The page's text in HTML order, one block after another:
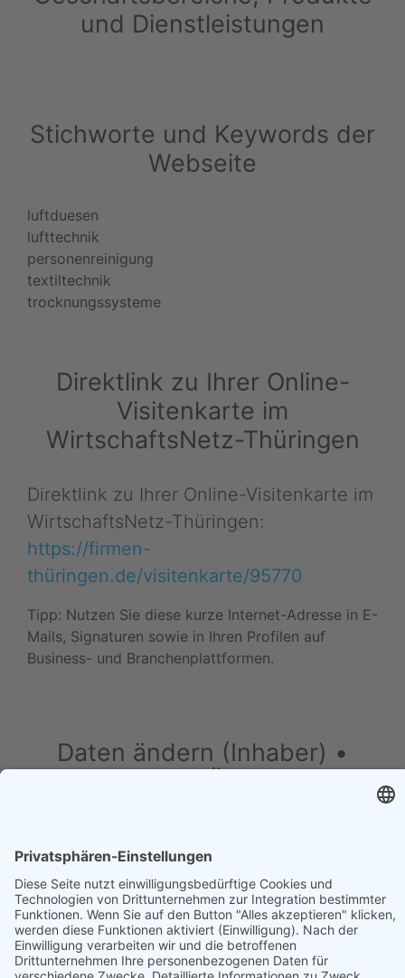
und Dienstleistungen
Stichworte und Keywords der
Webseite
luftduesen
lufttechnik
personenreinigung
textiltechnik
trocknungssysteme
Direktlink zu Ihrer Online-
Visitenkarte im
WirtschaftsNetz-Thüringen
Direktlink zu Ihrer Online-Visitenkarte im
WirtschaftsNetz-Thüringen:
https://firmen-
thüringen.de/visitenkarte/95770
Tipp: Nutzen Sie diese kurze Internet-Adresse in E-
Mails, Signaturen sowie in Ihren Profilen auf
Business- und Branchenplattformen.
Daten ändern (Inhaber) •
Daten ändern (für Inhaber)
vorschlagen•Drucken